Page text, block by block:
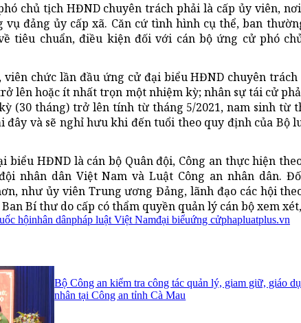
chủ tịch HĐND chuyên trách phải là cấp ủy viên,
đảng ủy cấp xã. Căn cứ tình hình cụ thể, ban
tiêu chuẩn, điều kiện đối với cán bộ ứng cử phó
viên chức lần đầu ứng cử đại biểu HĐND chuyên
lên hoặc ít nhất trọn một nhiệm kỳ; nhân sự tái cử
(30 tháng) trở lên tính từ tháng 5/2021, nam sinh từ
và sẽ nghỉ hưu khi đến tuổi theo quy định của Bộ
biểu HĐND là cán bộ Quân đội, Công an thực hiện
nhân dân Việt Nam và Luật Công an nhân dân.
như ủy viên Trung ương Đảng, lãnh đạo các hội
Bí thư do cấp có thẩm quyền quản lý cán bộ xem
hộinhân dânpháp luật Việt Namđại biểuứng cửphapluatplus.vn
Bộ Công an kiểm tra công tác quản lý, giam giữ, giáo
nhân tại Công an tỉnh Cà Mau